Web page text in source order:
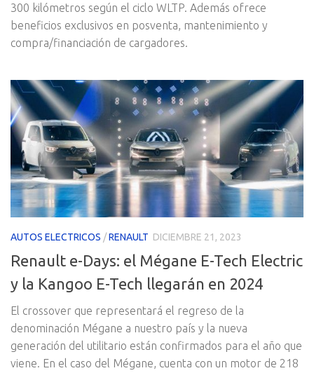
300 kilómetros según el ciclo WLTP. Además ofrece
beneficios exclusivos en posventa, mantenimiento y
compra/financiación de cargadores.
AUTOS ELECTRICOS /RENAULT DICIEMBRE 21, 2023
Renault e-Days: el Mégane E-Tech Electric
y la Kangoo E-Tech llegarán en 2024
El crossover que representará el regreso de la
denominación Mégane a nuestro país y la nueva
generación del utilitario están confirmados para el año que
viene. En el caso del Mégane, cuenta con un motor de 218